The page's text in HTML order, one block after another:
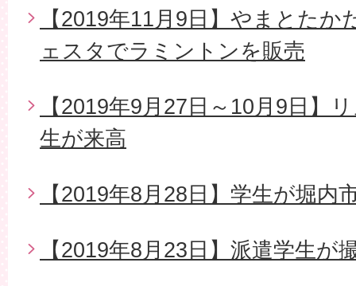
【2019年11月9日】やまとた
ェスタでラミントンを販売
【2019年9月27日～10月9日】
生が来高
【2019年8月28日】学生が堀内
【2019年8月23日】派遣学生が